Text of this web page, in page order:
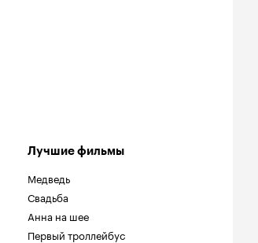
Лучшие фильмы
Медведь
Свадьба
Анна на шее
Первый троллейбус